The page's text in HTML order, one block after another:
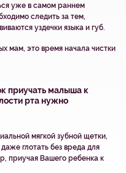
уже в самом раннем
следить за тем,
уздечки языка и губ.
мам, это время начала чистки
приучать малыша к
рта нужно
мягкой зубной щетки,
глотать без вреда для
приучая Вашего ребенка к